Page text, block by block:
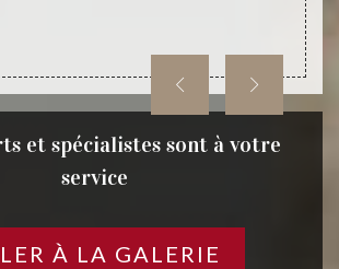
et spécialistes sont à votre
service
À LA GALERIE